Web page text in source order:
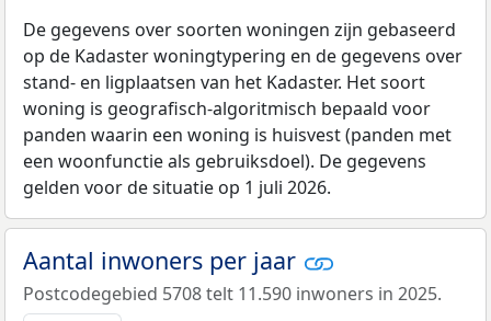
De gegevens over soorten woningen zijn gebaseerd
op de Kadaster woningtypering en de gegevens over
stand- en ligplaatsen van het Kadaster. Het soort
woning is geografisch-algoritmisch bepaald voor
panden waarin een woning is huisvest (panden met
een woonfunctie als gebruiksdoel). De gegevens
gelden voor de situatie op 1 juli 2026.
Aantal inwoners per jaar
Postcodegebied 5708 telt 11.590 inwoners in 2025.